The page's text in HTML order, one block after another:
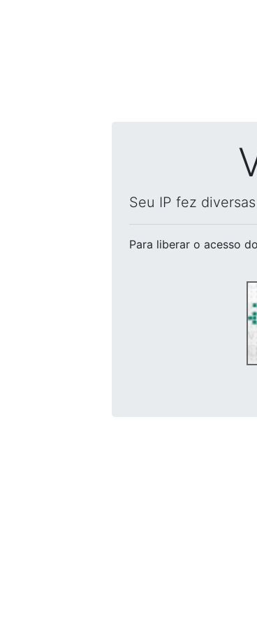
Seu IP fez
Para liberar o acesso